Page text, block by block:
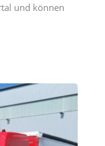
und können